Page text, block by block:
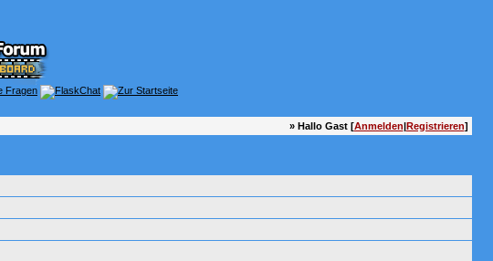
» Hallo Gast [Anmelden|Registrieren]